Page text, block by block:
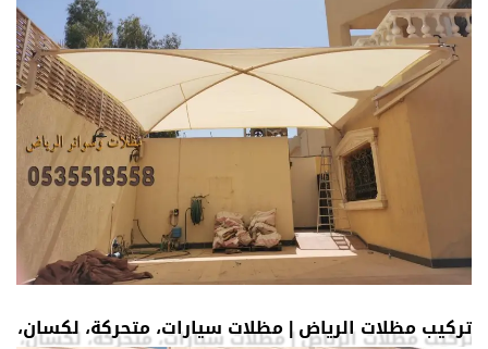
تركيب مظلات الرياض | مظلات سيارات، متحركة،